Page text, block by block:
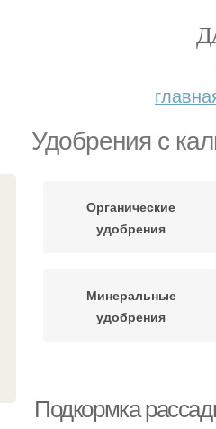
Удобрения с
Органические
удобрения
Минеральные
удобрения
Подкормка